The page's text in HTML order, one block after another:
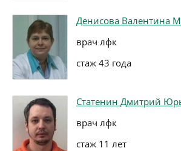
Денисова Валентина
врач лфк
стаж 43 года
Статенин Дмитрий
врач лфк
стаж 11 лет